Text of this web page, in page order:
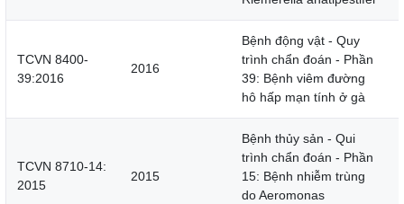
TCVN 8400-
39:2016
2016
Bệnh động vật - Quy
trình chẩn đoán - Phần
39: Bệnh viêm đường
hô hấp mạn tính ở gà
TCVN 8710-14:
2015
2015
Bệnh thủy sản - Qui
trình chẩn đoán - Phần
15: Bệnh nhiễm trùng
do Aeromonas